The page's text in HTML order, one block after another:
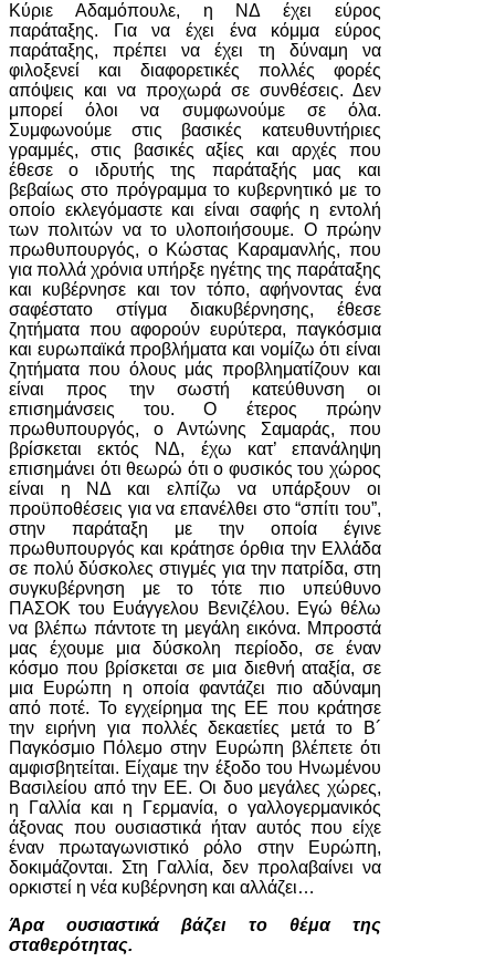
Κύριε Αδαμόπουλε, η ΝΔ έχει εύρος
παράταξης. Για να έχει ένα κόμμα εύρος
παράταξης, πρέπει να έχει τη δύναμη να
φιλοξενεί και διαφορετικές πολλές φορές
απόψεις και να προχωρά σε συνθέσεις. Δεν
μπορεί όλοι να συμφωνούμε σε όλα.
Συμφωνούμε στις βασικές κατευθυντήριες
γραμμές, στις βασικές αξίες και αρχές που
έθεσε ο ιδρυτής της παράταξής μας και
βεβαίως στο πρόγραμμα το κυβερνητικό με το
οποίο εκλεγόμαστε και είναι σαφής η εντολή
των πολιτών να το υλοποιήσουμε. Ο πρώην
πρωθυπουργός, ο Κώστας Καραμανλής, που
για πολλά χρόνια υπήρξε ηγέτης της παράταξης
και κυβέρνησε και τον τόπο, αφήνοντας ένα
σαφέστατο στίγμα διακυβέρνησης, έθεσε
ζητήματα που αφορούν ευρύτερα, παγκόσμια
και ευρωπαϊκά προβλήματα και νομίζω ότι είναι
ζητήματα που όλους μάς προβληματίζουν και
είναι προς την σωστή κατεύθυνση οι
επισημάνσεις του. Ο έτερος πρώην
πρωθυπουργός, ο Αντώνης Σαμαράς, που
βρίσκεται εκτός ΝΔ, έχω κατ’ επανάληψη
επισημάνει ότι θεωρώ ότι ο φυσικός του χώρος
είναι η ΝΔ και ελπίζω να υπάρξουν οι
προϋποθέσεις για να επανέλθει στο “σπίτι του”,
στην παράταξη με την οποία έγινε
πρωθυπουργός και κράτησε όρθια την Ελλάδα
σε πολύ δύσκολες στιγμές για την πατρίδα, στη
συγκυβέρνηση με το τότε πιο υπεύθυνο
ΠΑΣΟΚ του Ευάγγελου Βενιζέλου. Εγώ θέλω
να βλέπω πάντοτε τη μεγάλη εικόνα. Μπροστά
μας έχουμε μια δύσκολη περίοδο, σε έναν
κόσμο που βρίσκεται σε μια διεθνή αταξία, σε
μια Ευρώπη η οποία φαντάζει πιο αδύναμη
από ποτέ. Το εγχείρημα της ΕΕ που κράτησε
την ειρήνη για πολλές δεκαετίες μετά το Β´
Παγκόσμιο Πόλεμο στην Ευρώπη βλέπετε ότι
αμφισβητείται. Είχαμε την έξοδο του Ηνωμένου
Βασιλείου από την ΕΕ. Οι δυο μεγάλες χώρες,
η Γαλλία και η Γερμανία, ο γαλλογερμανικός
άξονας που ουσιαστικά ήταν αυτός που είχε
έναν πρωταγωνιστικό ρόλο στην Ευρώπη,
δοκιμάζονται. Στη Γαλλία, δεν προλαβαίνει να
ορκιστεί η νέα κυβέρνηση και αλλάζει…
Άρα ουσιαστικά βάζει το θέμα της
σταθερότητας.